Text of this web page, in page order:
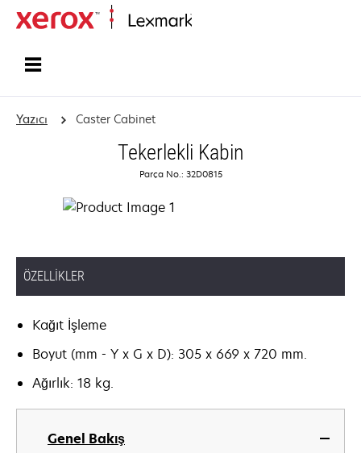
Yazıcı Caster Cabinet
Tekerlekli Kabin
Parça No.: 32D0815
ÖZELLIKLER
Kağıt İşleme
Boyut (mm - Y x G x D): 305 x 669 x 720 mm.
Ağırlık: 18 kg.
Genel Bakış